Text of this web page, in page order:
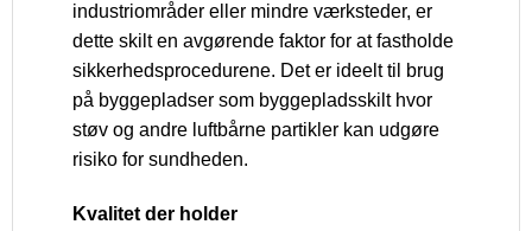
industriområder eller mindre værksteder, er
dette skilt en avgørende faktor for at fastholde
sikkerhedsprocedurene. Det er ideelt til brug
på byggepladser som byggepladsskilt hvor
støv og andre luftbårne partikler kan udgøre
risiko for sundheden.
Kvalitet der holder